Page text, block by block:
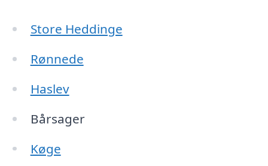
Store Heddinge
Rønnede
Haslev
Bårsager
Køge